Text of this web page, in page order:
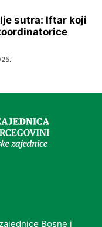
sutra: Iftar koji
Bosne i